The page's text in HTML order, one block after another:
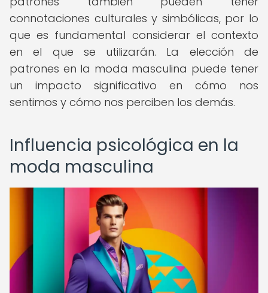
connotaciones culturales y simbólicas, por lo
que es fundamental considerar el contexto
en el que se utilizarán. La elección de
patrones en la moda masculina puede tener
un impacto significativo en cómo nos
sentimos y cómo nos perciben los demás.
Influencia psicológica en la
moda masculina